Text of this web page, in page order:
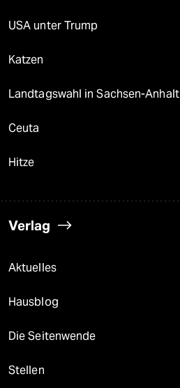
USA unter Trump
Katzen
Landtagswahl in Sachsen-Anhalt
Ceuta
Hitze
Verlag
Aktuelles
Hausblog
Die Seitenwende
Stellen